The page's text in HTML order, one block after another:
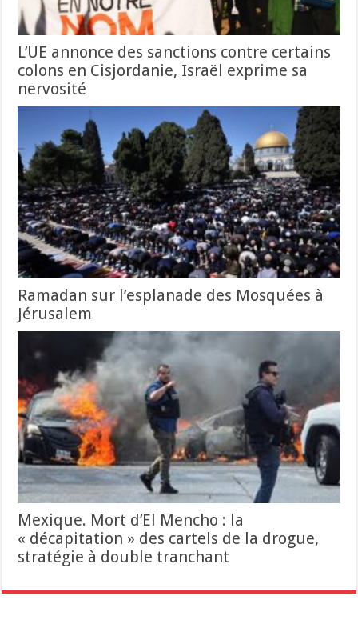
L’UE annonce des sanctions contre certains
colons en Cisjordanie, Israël exprime sa
nervosité
Ramadan sur l’esplanade des Mosquées à
Jérusalem
Mexique. Mort d’El Mencho : la
« décapitation » des cartels de la drogue,
stratégie à double tranchant